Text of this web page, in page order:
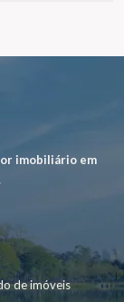
imobiliário em
de imóveis